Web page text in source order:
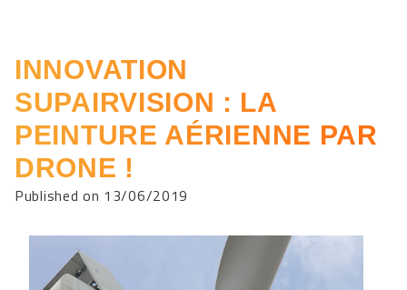
INNOVATION
SUPAIRVISION : LA
PEINTURE AÉRIENNE PAR
DRONE !
Published on 13/06/2019